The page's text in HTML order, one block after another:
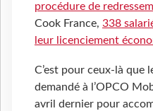
procédure de
Cook France, 338
leur licenciement
C’est pour ceux-là que
demandé à l’OPCO
avril dernier pour